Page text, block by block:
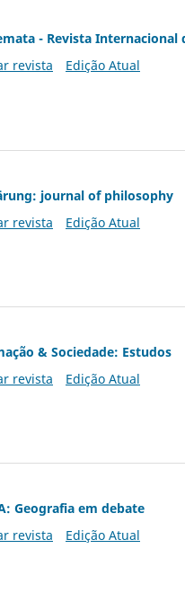
- Revista Internacional
revista
Edição Atual
journal of philosophy
revista
Edição Atual
& Sociedade: Estudos
revista
Edição Atual
Geografia em debate
revista
Edição Atual